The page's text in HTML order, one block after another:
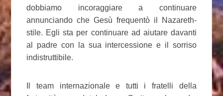
dobbiamo incoraggiare a continuare
annunciando che Gesù frequentò il Nazareth-
stile. Egli sta per continuare ad aiutare davanti
al padre con la sua intercessione e il sorriso
indistruttibile.
Il team internazionale e tutti i fratelli della